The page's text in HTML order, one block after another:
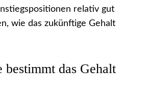
relativ gut
wie das zukünftige Gehalt
bestimmt das Gehalt